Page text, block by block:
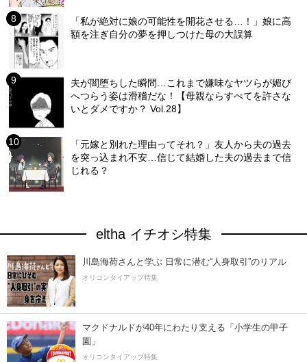
「私が絶対に娘の可能性を開花させる…！」娘に高
額を注ぎ自分の夢を押しつけた母の大誤算
夫が闇堕ちした瞬間…これまで嫌味なヤツらが媚び
へつらう姿は滑稽だな！【母親ならすべてを許さな
いとダメですか？ Vol.28】
「元嫁と別れた理由ってそれ？」友人から夫の過去
を突っ込まれ不安…信じて結婚した夫の過去まで信
じれる？
eltha イチオシ特集
川島海荷さんと学ぶ 日常に潜む“人身取引”のリアル
オリコンタイアップ特集
マクドナルドが40年にわたり支える「小学生の甲子
園」
オリコンタイアップ特集